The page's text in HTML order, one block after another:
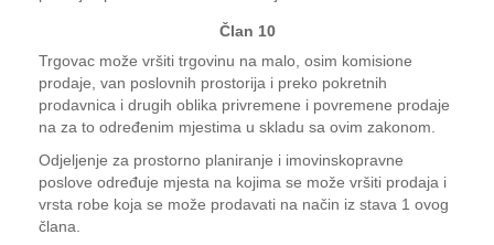
Član 10
Trgovac može vršiti trgovinu na malo, osim komisione
prodaje, van poslovnih prostorija i preko pokretnih
prodavnica i drugih oblika privremene i povremene prodaje
na za to određenim mjestima u skladu sa ovim zakonom.
Odjeljenje za prostorno planiranje i imovinskopravne
poslove određuje mjesta na kojima se može vršiti prodaja i
vrsta robe koja se može prodavati na način iz stava 1 ovog
člana.